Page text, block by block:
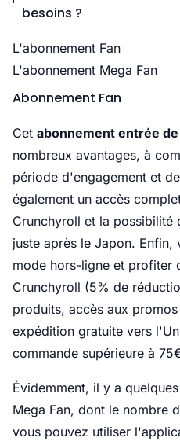
besoins ?
L'abonnement Fan
L'abonnement Mega Fan
Abonnement Fan
Cet abonnement entrée
nombreux avantages, à
période d'engagement et
également un accès
Crunchyroll et la possibilité
juste après le Japon. Enfin,
mode hors-ligne et profiter
Crunchyroll (5% de
produits, accès aux
expédition gratuite vers
commande supérieure à
Évidemment, il y a
Mega Fan, dont le nombre
vous pouvez utiliser